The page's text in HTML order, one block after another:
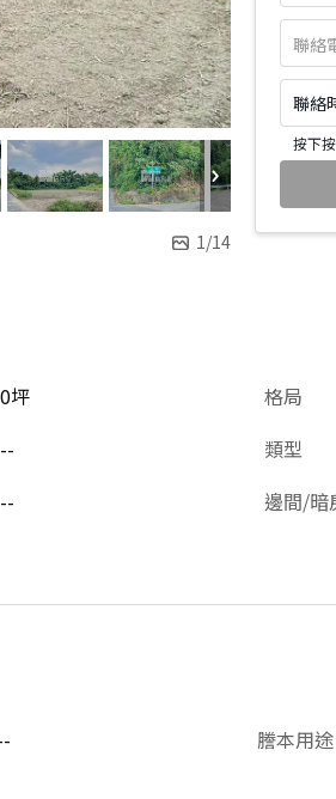
1/14
聯絡
按下
0坪 格局
-- 類型
-- 邊間/暗
謄本用途